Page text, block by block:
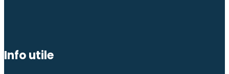
Info utile